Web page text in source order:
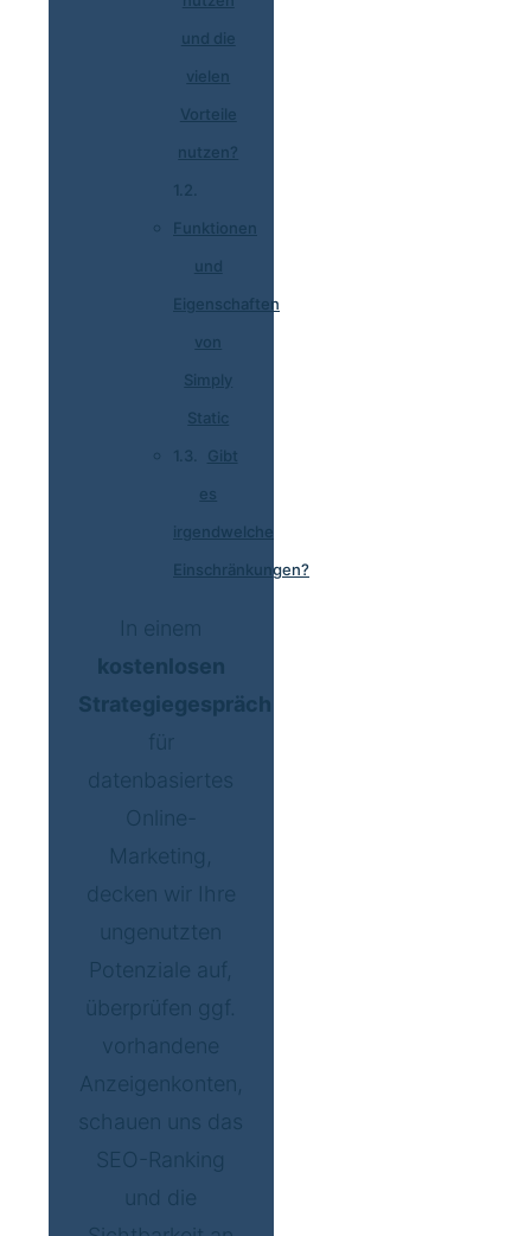
und die
vielen
Vorteile
nutzen?
Funktionen
und
Eigenschaften
von
Simply
Static
Gibt
es
irgendwelche
Einschränkungen?
In einem
kostenlosen
Strategiegespräch
für
datenbasiertes
Online-
Marketing,
decken wir Ihre
ungenutzten
Potenziale auf,
überprüfen ggf.
vorhandene
Anzeigenkonten,
schauen uns das
SEO-Ranking
und die